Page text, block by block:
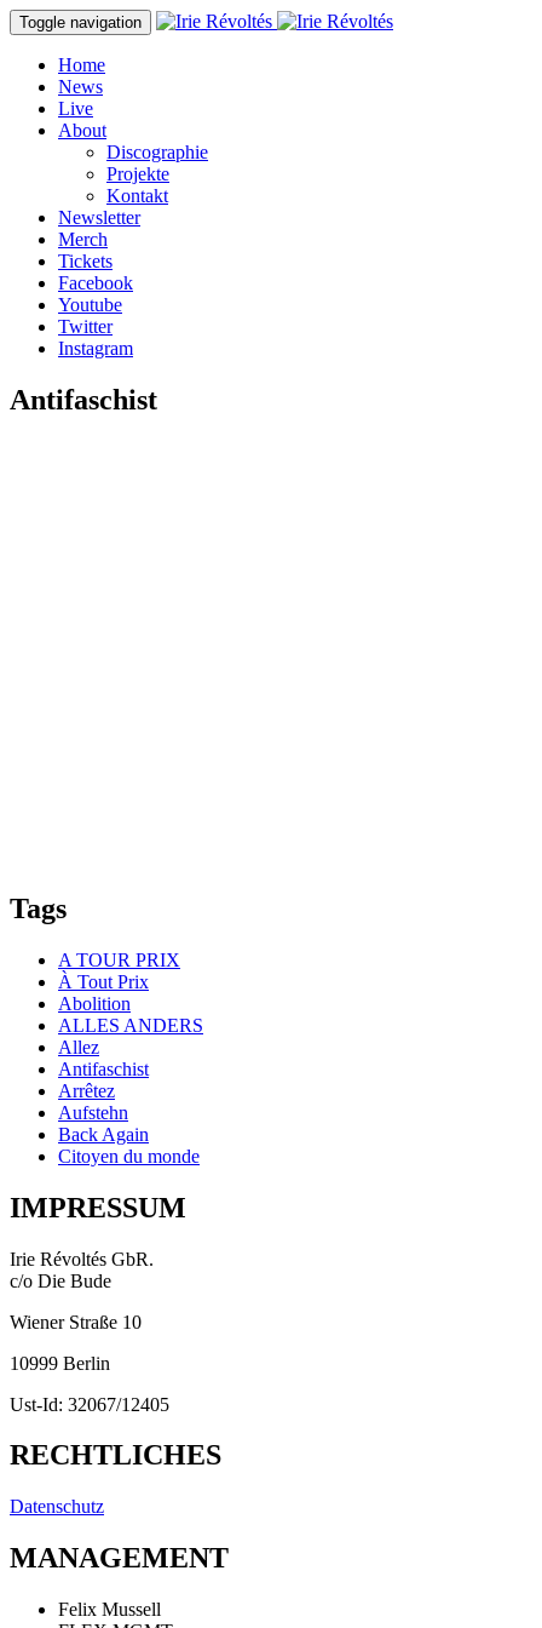
Direkt zum Inhalt
Toggle navigation
Home
News
Live
About
Discographie
Projekte
Kontakt
Newsletter
Merch
Tickets
Facebook
Youtube
Twitter
Instagram
Antifaschist
Tags
A TOUR PRIX
À Tout Prix
Abolition
ALLES ANDERS
Allez
Antifaschist
Arrêtez
Aufstehn
Back Again
Citoyen du monde
IMPRESSUM
Irie Révoltés GbR.
c/o Die Bude
Wiener Straße 10
10999 Berlin
Ust-Id: 32067/12405
RECHTLICHES
Datenschutz
MANAGEMENT
Felix Mussell